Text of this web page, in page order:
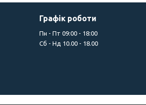
Графік роботи
Пн - Пт 09:00 - 18:00
Сб - Нд 10.00 - 18.00